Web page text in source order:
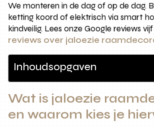
We monteren in de dag of op de dag.
ketting koord of elektrisch via smart
kindveilig. Lees onze Google reviews
reviews over jaloezie
Inhoudsopgaven
Wat is jaloezie
en waarom kies je